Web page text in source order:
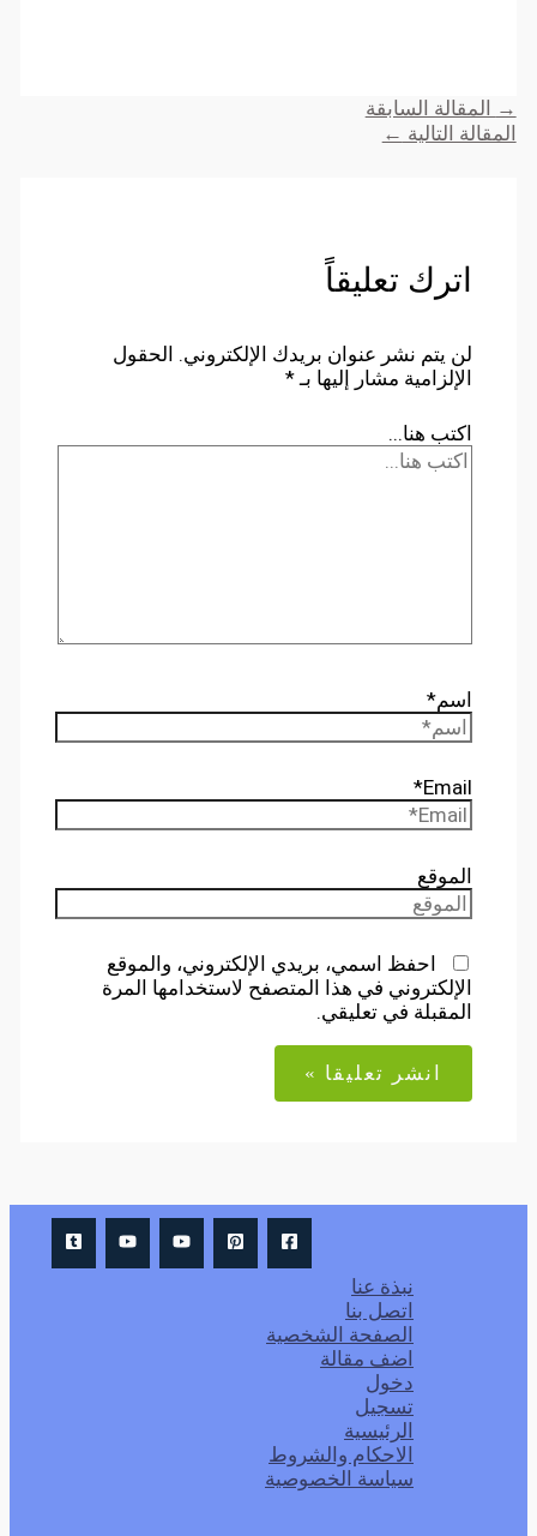
→ المقالة السابقة
المقالة التالية ←
اترك تعليقاً
لن يتم نشر عنوان بريدك الإلكتروني. الحقول
الإلزامية مشار إليها بـ*
اكتب هنا...
اسم*
Email*
الموقع
احفظ اسمي، بريدي الإلكتروني، والموقع
الإلكتروني في هذا المتصفح لاستخدامها المرة
المقبلة في تعليقي.
نبذة عنا
اتصل بنا
الصفحة الشخصية
اضف مقالة
دخول
تسجيل
الرئيسية
الاحكام والشروط
سياسة الخصوصية